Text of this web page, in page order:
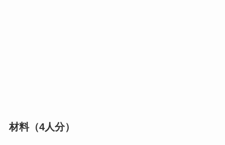
材料（4人分）